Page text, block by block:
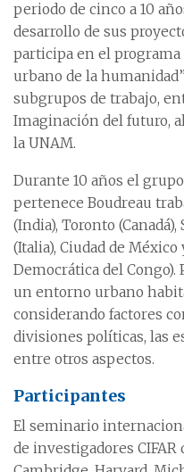
periodo de cinco a 10
desarrollo de sus
participa en el
urbano de la
subgrupos de trabajo,
Imaginación del futuro,
la UNAM.
Durante 10 años el
pertenece Boudreau
(India), Toronto
(Italia), Ciudad de
Democrática del
un entorno urbano
considerando factores
divisiones políticas, las
entre otros aspectos.
Participantes
El seminario
de investigadores